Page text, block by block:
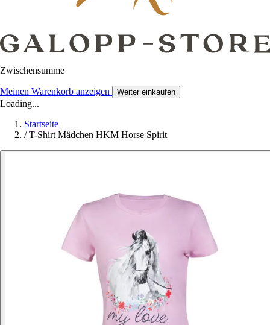
Zwischensumme
Meinen Warenkorb anzeigen Weiter einkaufen
Loading...
Startseite
/ T-Shirt Mädchen HKM Horse Spirit